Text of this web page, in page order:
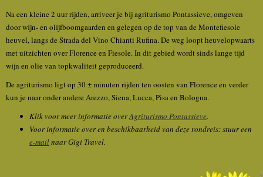
Na een kleine 2 uur rijden, arriveer je bij agriturismo Pontassieve, omgeven
door wijn- en olijfboomgaarden en gelegen op de top van de Montefiesole
heuvel, langs de Strada del Vino Chianti Rufina. De weg loopt heuvelopwaarts
met uitzichten over Florence en Fiesole. In dit gebied wordt sinds lange tijd
wijn en olie van topkwaliteit geproduceerd.
De agriturismo ligt op 30 ± minuten rijden ten oosten van Florence en verder
kun je naar onder andere Arezzo, Siena, Lucca, Pisa en Bologna.
Klik voor meer informatie overAgriturismo Pontassieve.
Voor informatie over en beschikbaarheid van deze rondreis: stuur een
e-mailnaar Gigi Travel.